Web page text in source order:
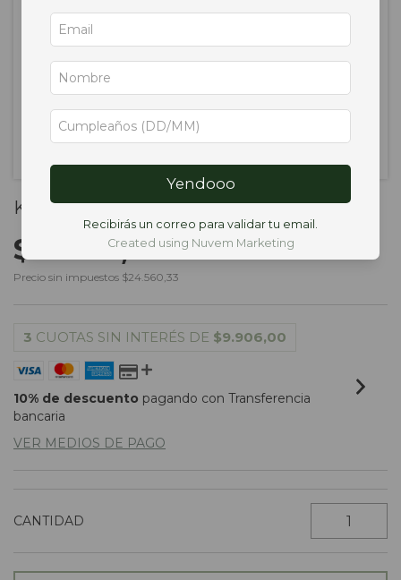
KIT CAPILAR PELO GRASO
$29.718,00
Precio sin impuestos $24.560,33
3 CUOTAS SIN INTERÉS DE $9.906,00
10% de descuento pagando con Transferencia
bancaria
VER MEDIOS DE PAGO
CANTIDAD
Yendooo
Recibirás un correo para validar tu email.
Created using Nuvem Marketing